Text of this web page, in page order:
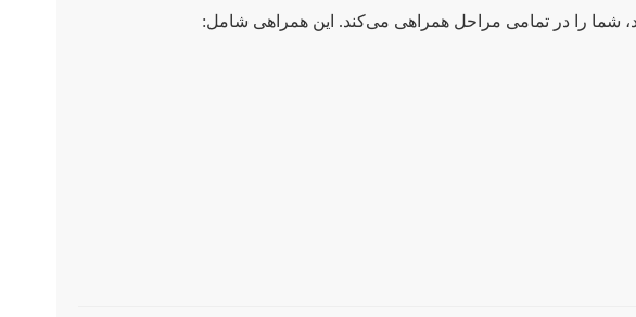
را در تمامی مراحل همراهی می‌کند. این همراهی شامل: